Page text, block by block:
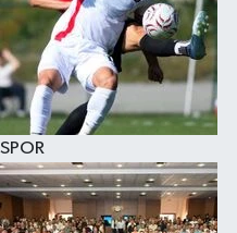
SPOR